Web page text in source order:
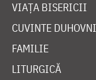
VIAȚA BISERICII
CUVINTE
FAMILIE
LITURGICĂ